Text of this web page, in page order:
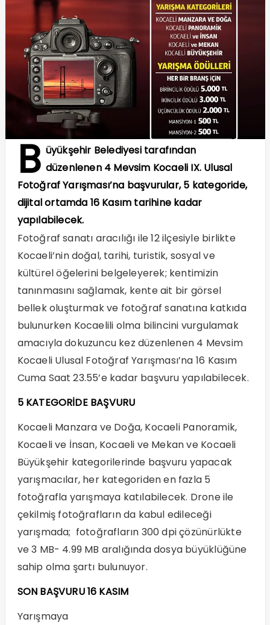
B üyükşehir Belediyesi tarafından
düzenlenen 4 Mevsim Kocaeli IX. Ulusal
Fotoğraf Yarışması’na başvurular, 5 kategoride,
dijital ortamda 16 Kasım tarihine kadar
yapılabilecek.
Fotoğraf sanatı aracılığı ile 12 ilçesiyle birlikte
Kocaeli’nin doğal, tarihi, turistik, sosyal ve
kültürel öğelerini belgeleyerek; kentimizin
tanınmasını sağlamak, kente ait bir görsel
bellek oluşturmak ve fotoğraf sanatına katkıda
bulunurken Kocaelili olma bilincini vurgulamak
amacıyla dokuzuncu kez düzenlenen 4 Mevsim
Kocaeli Ulusal Fotoğraf Yarışması’na 16 Kasım
Cuma Saat 23.55’e kadar başvuru yapılabilecek.
5 KATEGORİDE BAŞVURU
Kocaeli Manzara ve Doğa, Kocaeli Panoramik,
Kocaeli ve İnsan, Kocaeli ve Mekan ve Kocaeli
Büyükşehir kategorilerinde başvuru yapacak
yarışmacılar, her kategoriden en fazla 5
fotoğrafla yarışmaya katılabilecek. Drone ile
çekilmiş fotoğrafların da kabul edileceği
yarışmada; fotoğrafların 300 dpi çözünürlükte
ve 3 MB- 4.99 MB aralığında dosya büyüklüğüne
sahip olma şartı bulunuyor.
SON BAŞVURU 16 KASIM
Yarışmaya